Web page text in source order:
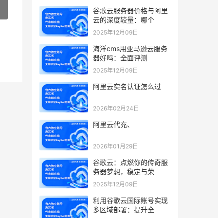
谷歌云服务器价格与阿里
云的深度较量：哪个
2025年12月09日
海洋cms用亚马逊云服务
器好吗：全面评测
2025年12月09日
阿里云实名认证怎么过
2026年02月24日
阿里云代充、
2026年01月29日
谷歌云：点燃你的传奇服
务器梦想，稳定与荣
2025年12月09日
利用谷歌云国际账号实现
多区域部署：提升全